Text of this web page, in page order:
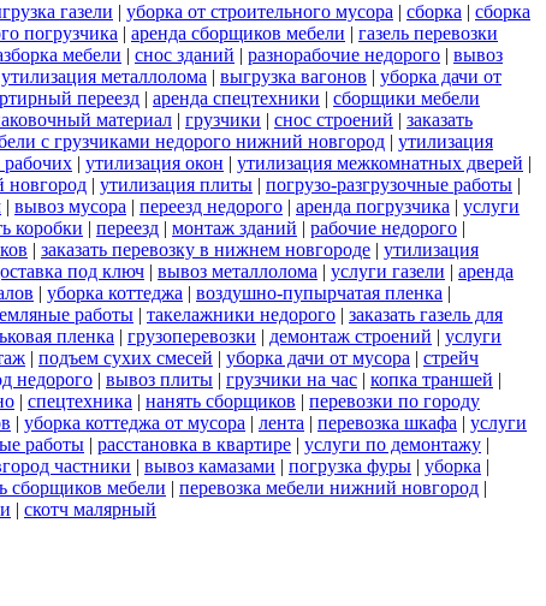
газели | уборка от строительного мусора | сборка | сборка
погрузчика | аренда сборщиков мебели | газель перевозки
мебели | снос зданий | разнорабочие недорого | вывоз
утилизация металлолома | выгрузка вагонов | уборка дачи от
переезд | аренда спецтехники | сборщики мебели
материал | грузчики | снос строений | заказать
с грузчиками недорого нижний новгород | утилизация
рабочих | утилизация окон | утилизация межкомнатных дверей |
новгород | утилизация плиты | погрузо-разгрузочные работы |
| вывоз мусора | переезд недорого | аренда погрузчика | услуги
коробки | переезд | монтаж зданий | рабочие недорого |
| заказать перевозку в нижнем новгороде | утилизация
под ключ | вывоз металлолома | услуги газели | аренда
| уборка коттеджа | воздушно-пупырчатая пленка |
работы | такелажники недорого | заказать газель для
пленка | грузоперевозки | демонтаж строений | услуги
| подъем сухих смесей | уборка дачи от мусора | стрейч
недорого | вывоз плиты | грузчики на час | копка траншей |
| спецтехника | нанять сборщиков | перевозки по городу
| уборка коттеджа от мусора | лента | перевозка шкафа | услуги
работы | расстановка в квартире | услуги по демонтажу |
частники | вывоз камазами | погрузка фуры | уборка |
сборщиков мебели | перевозка мебели нижний новгород |
| скотч малярный